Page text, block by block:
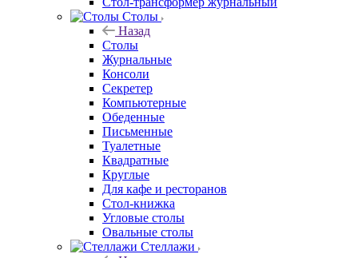
Столы
Назад
Столы
Журнальные
Консоли
Секретер
Компьютерные
Обеденные
Письменные
Туалетные
Квадратные
Круглые
Для кафе и ресторанов
Стол-книжка
Угловые столы
Овальные столы
Стеллажи